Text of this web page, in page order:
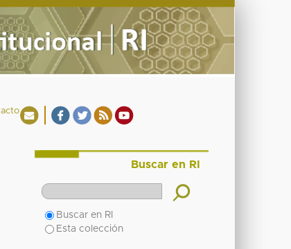
Buscar en RI
Buscar en RI
Esta colección